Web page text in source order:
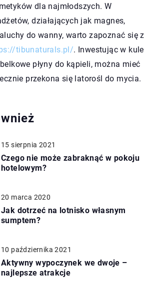
dla najmłodszych. W
działających jak magnes,
do wanny, warto zapoznać się z
tibunaturals.pl/. Inwestując w kule
płyny do kąpieli, można mieć
przekona się latorośl do mycia.
15 sierpnia 2021
Czego nie może zabraknąć w pokoju
hotelowym?
20 marca 2020
Jak dotrzeć na lotnisko własnym
sumptem?
10 października 2021
Aktywny wypoczynek we dwoje –
najlepsze atrakcje